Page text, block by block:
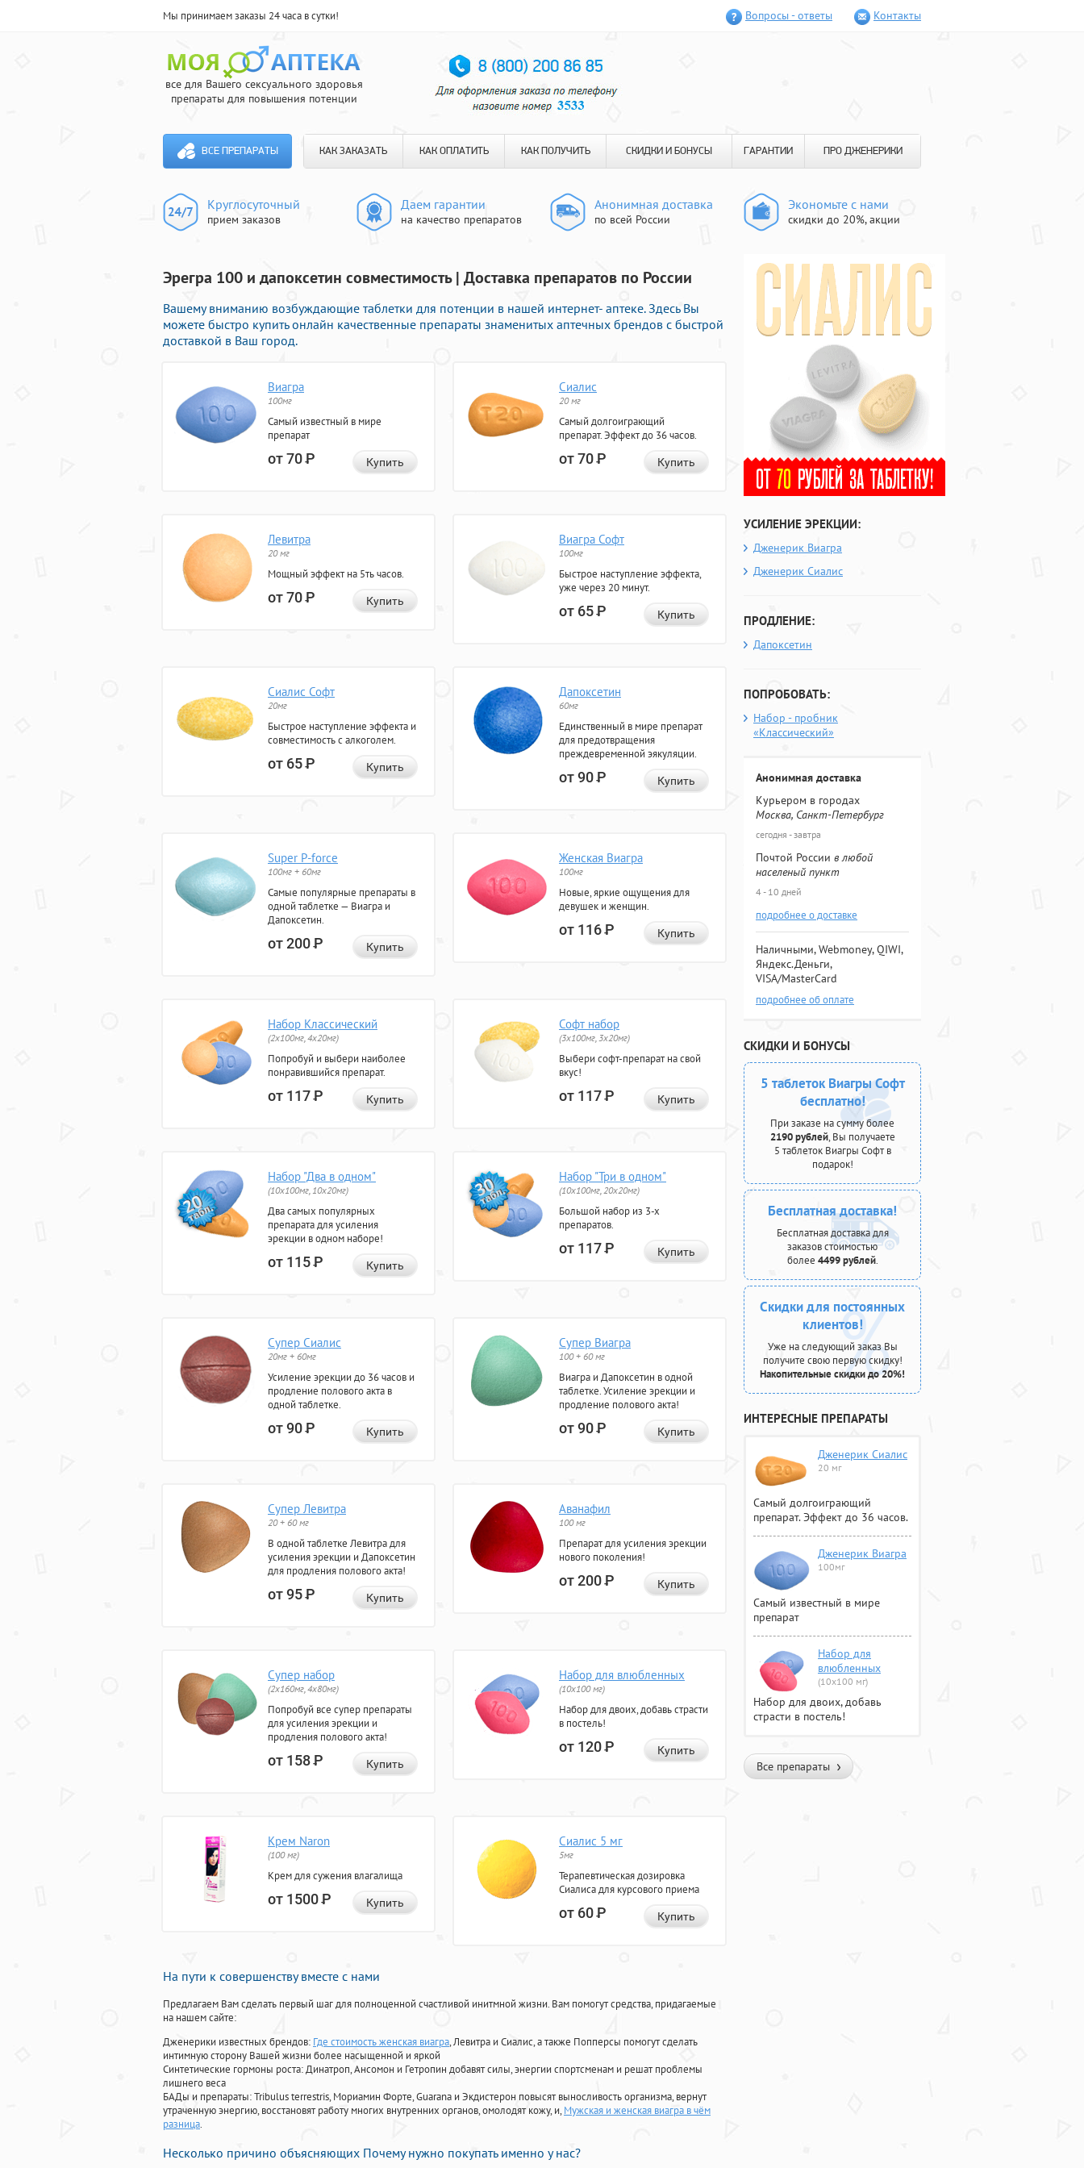
Мы принимаем заказы 24 часа в сутки! Вопросы - ответы Контакты
все для Вашего сексуального здоровья
препараты для повышения потенции
ВСЕ ПРЕПАРАТЫ КАК ЗАКАЗАТЬ КАК ОПЛАТИТЬ КАК ПОЛУЧИТЬ СКИДКИ И БОНУСЫ ГАРАНТИИ ПРО ДЖЕНЕРИКИ
Круглосуточный
прием заказов
Даем гарантии
на качество препаратов
Анонимная доставка
по всей России
Экономьте с нами
скидки до 20%, акции
Эрегра 100 и дапоксетин совместимость | Доставка препаратов по России
Вашему вниманию возбуждающие таблетки для потенции в нашей интернет- аптеке. Здесь Вы
можете быстро купить онлайн качественные препараты знаменитых аптечных брендов с быстрой
доставкой в Ваш город.
Виагра
100мг
Самый известный в мире
препарат
от 70Р Купить
Сиалис
20 мг
Самый долгоиграющий
препарат. Эффект до 36 часов.
от 70Р Купить
Левитра
20 мг
Мощный эффект на 5ть часов.
от 70Р Купить
Виагра Софт
100мг
Быстрое наступление эффекта,
уже через 20 минут.
от 65Р Купить
Сиалис Софт
20мг
Быстрое наступление эффекта и
совместимость с алкоголем.
от 65Р Купить
Дапоксетин
60мг
Единственный в мире препарат
для предотвращения
преждевременной эякуляции.
от 90Р Купить
Super P-force
100мг + 60мг
Самые популярные препараты в
одной таблетке — Виагра и
Дапоксетин.
от 200Р Купить
Женская Виагра
100мг
Новые, яркие ощущения для
девушек и женщин.
от 116Р Купить
Набор Классический
(2x100мг, 4x20мг)
Попробуй и выбери наиболее
понравившийся препарат.
от 117Р Купить
Софт набор
(3x100мг, 3x20мг)
Выбери софт-препарат на свой
вкус!
от 117Р Купить
Набор "Два в одном"
(10x100мг, 10x20мг)
Два самых популярных
препарата для усиления
эрекции в одном наборе!
от 115Р Купить
Набор "Три в одном"
(10x100мг, 20x20мг)
Большой набор из 3-х
препаратов.
от 117Р Купить
Супер Сиалис
20мг + 60мг
Усиление эрекции до 36 часов и
продление полового акта в
одной таблетке.
от 90Р Купить
Супер Виагра
100 + 60 мг
Виагра и Дапоксетин в одной
таблетке. Усиление эрекции и
продление полового акта!
от 90Р Купить
Супер Левитра
20 + 60 мг
В одной таблетке Левитра для
усиления эрекции и Дапоксетин
для продления полового акта!
от 95Р Купить
Аванафил
100 мг
Препарат для усиления эрекции
нового поколения!
от 200Р Купить
Супер набор
(2х160мг, 4х80мг)
Попробуй все супер препараты
для усиления эрекции и
продления полового акта!
от 158Р Купить
Набор для влюбленных
(10х100 мг)
Набор для двоих, добавь страсти
в постель!
от 120Р Купить
Крем Naron
(100 мг)
Крем для сужения влагалища
от 1500Р Купить
Сиалис 5 мг
5мг
Терапевтическая дозировка
Сиалиса для курсового приема
от 60Р Купить
На пути к совершенству вместе с нами
Предлагаем Вам сделать первый шаг для полноценной счастливой инитмной жизни. Вам помогут средства, придагаемые
на нашем сайте:
Дженерики известных брендов: Где стоимость женская виагра, Левитра и Сиалис, а также Попперсы помогут сделать
интимную сторону Вашей жизни более насыщенной и яркой
Синтетические гормоны роста: Динатроп, Ансомон и Гетропин добавят силы, энергии спортсменам и решат проблемы
лишнего веса
БАДы и препараты:Tribulus terrestris, Мориамин Форте, Guarana и Экдистерон повысят выносливость организма, вернут
утраченную энергию, восстановят работу многих внутренних органов, омолодят кожу, и, Мужская и женская виагра в чём
разница.
Несколько причино объясняющих Почему нужно покупать именно у нас?
УСИЛЕНИЕ ЭРЕКЦИИ:
Дженерик Виагра
Дженерик Сиалис
ПРОДЛЕНИЕ:
Дапоксетин
ПОПРОБОВАТЬ:
Набор - пробник
«Классический»
Анонимная доставка
Курьером в городах
Москва, Санкт-Петербург
сегодня - завтра
Почтой России в любой
населеный пункт
4 - 10 дней
подробнее о доставке
Наличными, Webmoney, QIWI,
Яндекс.Деньги,
VISA/MasterCard
подробнее об оплате
СКИДКИ И БОНУСЫ
5 таблеток Виагры Софт
бесплатно!
При заказе на сумму более
2190 рублей, Вы получаете
5 таблеток Виагры Софт в
подарок!
Бесплатная доставка!
Бесплатная доставка для
заказов стоимостью
более 4499 рублей.
Скидки для постоянных
клиентов!
Уже на следующий заказ Вы
получите свою первую скидку!
Накопительные скидки до 20%!
ИНТЕРЕСНЫЕ ПРЕПАРАТЫ
Дженерик Сиалис
20 мг
Самый долгоиграющий
препарат. Эффект до 36 часов.
Дженерик Виагра
100мг
Самый известный в мире
препарат
Набор для
влюбленных
(10х100 мг)
Набор для двоих, добавь
страсти в постель!
Все препараты